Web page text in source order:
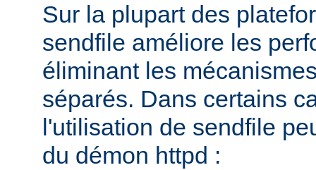
Sur la plupart des
sendfile améliore les
éliminant les
séparés. Dans certains
l'utilisation de sendfile
du démon httpd :